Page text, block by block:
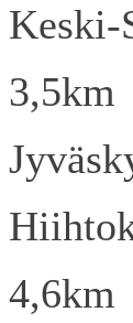
Keski-
3,5km
4,6km